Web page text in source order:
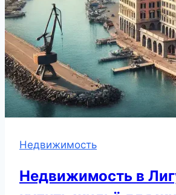
Недвижимость
Недвижимость в